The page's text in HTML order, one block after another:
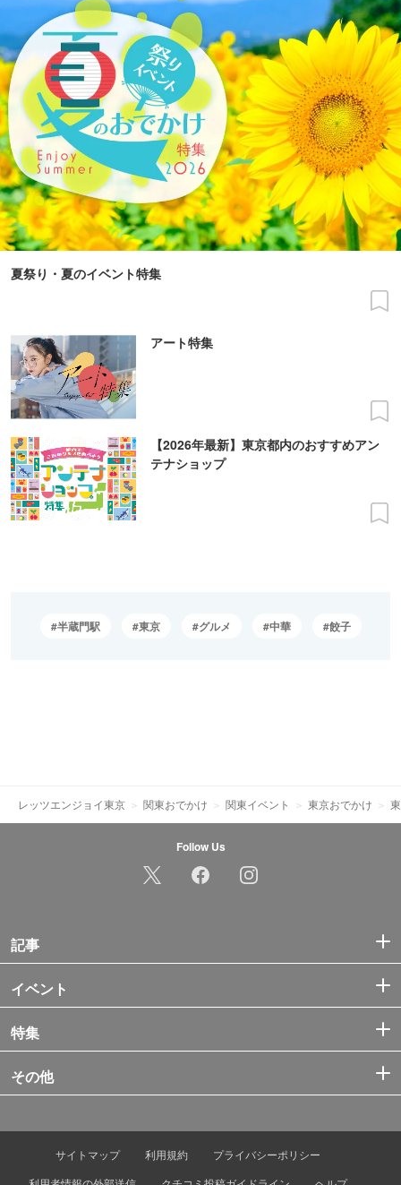
夏祭り・夏のイベント特集
アート特集
【2026年最新】東京都内のおすすめアン
テナショップ
半蔵門駅 東京 グルメ 中華 餃子
レッツエンジョイ東京 関東おでかけ 関東イベント 東京おでかけ
Follow Us
記事
イベント
特集
その他
サイトマップ 利用規約
プライバシーポリシー